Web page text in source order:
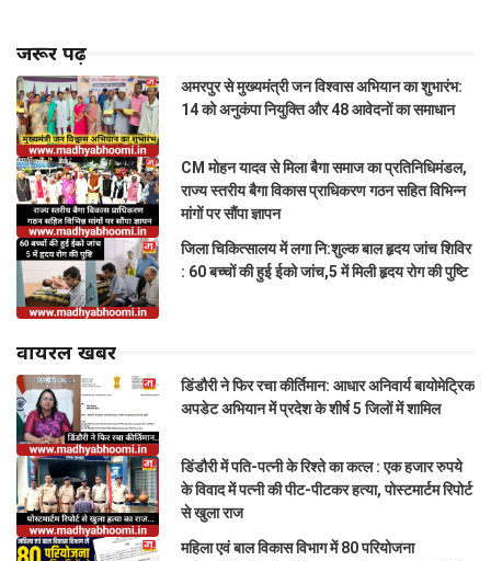
जरूर पढ़ें
अमरपुर से मुख्यमंत्री जन विश्वास अभियान का शुभारंभ:
14 को अनुकंपा नियुक्ति और 48 आवेदनों का समाधान
CM मोहन यादव से मिला बैगा समाज का प्रतिनिधिमंडल,
राज्य स्तरीय बैगा विकास प्राधिकरण गठन सहित विभिन्न
मांगों पर सौंपा ज्ञापन
जिला चिकित्सालय में लगा नि:शुल्क बाल हृदय जांच शिविर
: 60 बच्चों की हुई ईको जांच,5 में मिली हृदय रोग की पुष्टि
वायरल खबरें
डिंडौरी ने फिर रचा कीर्तिमान: आधार अनिवार्य बायोमेट्रिक
अपडेट अभियान में प्रदेश के शीर्ष 5 जिलों में शामिल
डिंडौरी में पति-पत्नी के रिश्ते का कत्ल : एक हजार रुपये
के विवाद में पत्नी की पीट-पीटकर हत्या, पोस्टमार्टम रिपोर्ट
से खुला राज
महिला एवं बाल विकास विभाग में 80 परियोजना